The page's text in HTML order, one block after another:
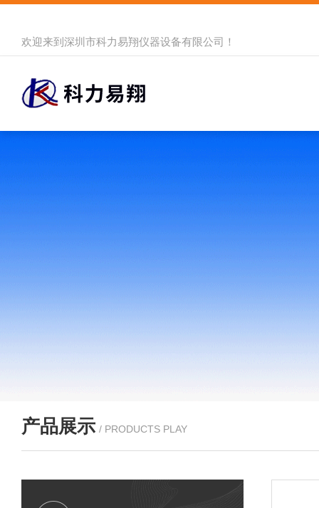
欢迎来到 深圳市科力易翔仪器设备有限公司 ！
产品展示 / PRODUCTS PLAY